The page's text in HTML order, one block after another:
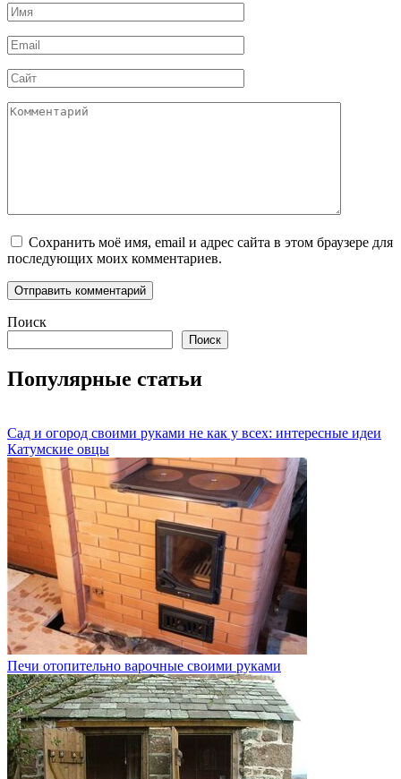
Имя
*
Email
*
Сайт
Комментарий
Сохранить моё имя, email и адрес сайта в этом браузере для
последующих моих комментариев.
Поиск
Поиск
Популярные статьи
Сад и огород своими руками не как у всех: интересные идеи
Катумские овцы
Печи отопительно варочные своими руками